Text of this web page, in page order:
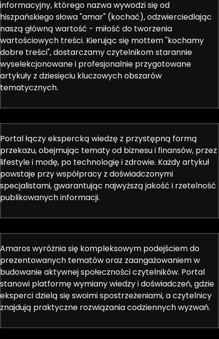
informacyjny, którego nazwa wywodzi się od
hiszpańskiego słowa "amar" (kochać), odzwierciedlając
naszą główną wartość - miłość do tworzenia
wartościowych treści. Kierując się mottem "kochamy
dobre treści", dostarczamy czytelnikom starannie
wyselekcjonowane i profesjonalnie przygotowane
artykuły z dziesięciu kluczowych obszarów
tematycznych.
Portal łączy ekspercką wiedzę z przystępną formą
przekazu, obejmując tematy od biznesu i finansów, przez
lifestyle i modę, po technologię i zdrowie. Każdy artykuł
powstaje przy współpracy z doświadczonymi
specjalistami, gwarantując najwyższą jakość i rzetelność
publikowanych informacji.
Amaros wyróżnia się kompleksowym podejściem do
prezentowanych tematów oraz zaangażowaniem w
budowanie aktywnej społeczności czytelników. Portal
stanowi platformę wymiany wiedzy i doświadczeń, gdzie
eksperci dzielą się swoimi spostrzeżeniami, a czytelnicy
znajdują praktyczne rozwiązania codziennych wyzwań.